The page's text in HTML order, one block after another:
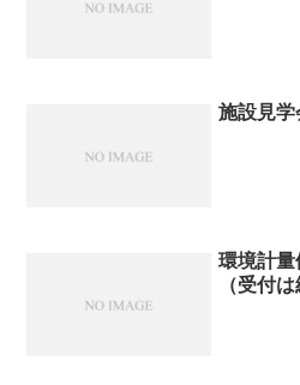
施設見学
環境計量
（受付